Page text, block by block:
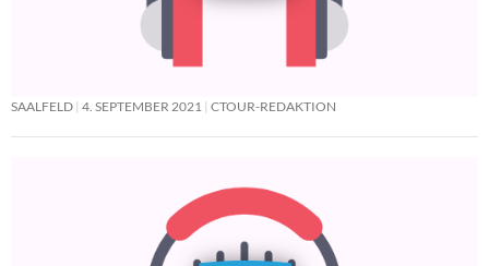
SAALFELD 4. SEPTEMBER 2021 CTOUR-REDAKTION